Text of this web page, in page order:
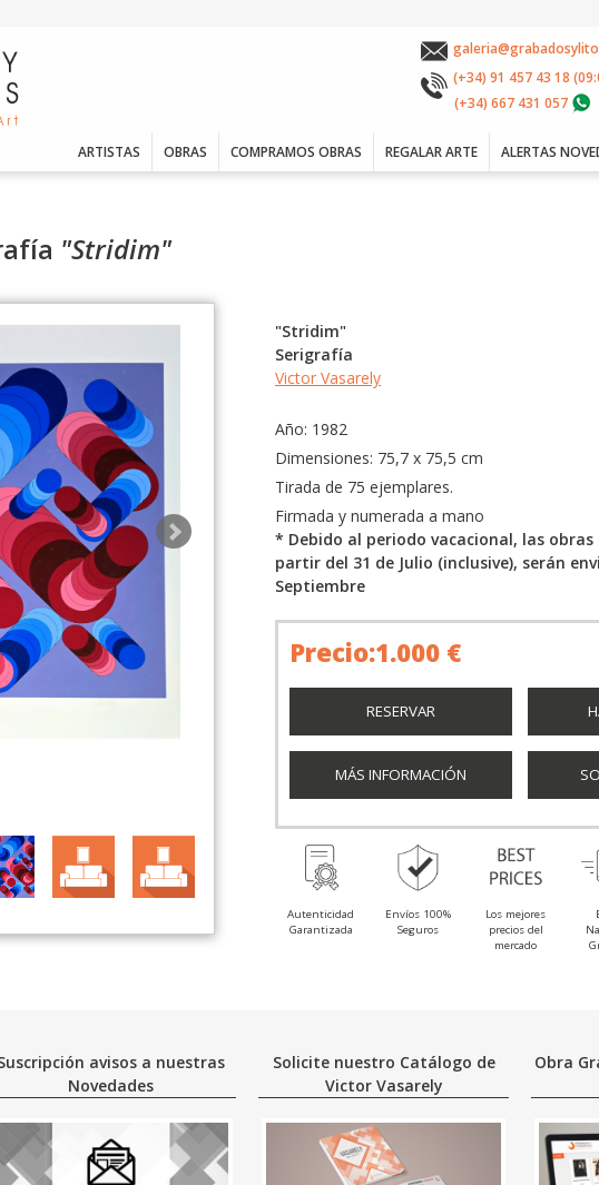
(+34) 91 457 43 18
(+34) 667 431 057
ARTISTAS OBRAS COMPRAMOS OBRAS REGALAR ARTE ALERTAS
"Stridim"
"Stridim"
Serigrafía
Victor Vasarely
Año: 1982
Dimensiones: 75,7 x 75,5 cm
Tirada de 75 ejemplares.
Firmada y numerada a mano
* Debido al periodo vacacional, las
partir del 31 de Julio (inclusive), serán
Septiembre
Precio:1.000 €
RESERVAR
MÁS INFORMACIÓN
Autenticidad
Garantizada
Envíos 100%
Seguros
Los mejores
precios del
mercado
avisos a nuestras
Novedades
Solicite nuestro Catálogo de
Victor Vasarely
Obra